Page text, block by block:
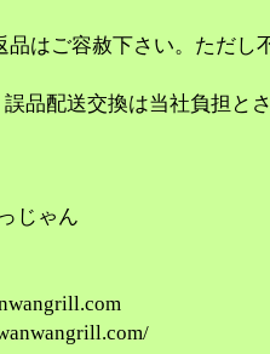
品はご容赦下さい。ただし
品配送交換は当社負担と
じゃん